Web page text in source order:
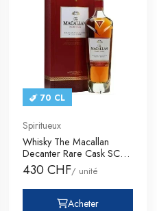
70 CL
Spiritueux
Whisky The Macallan
Decanter Rare Cask SC
Single
430 CHF/ unité
Acheter